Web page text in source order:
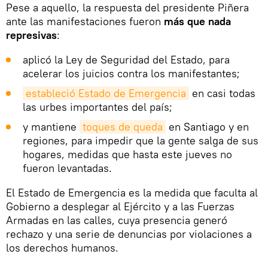
Pese a aquello, la respuesta del presidente Piñera
ante las manifestaciones fueron más que nada
represivas:
aplicó la Ley de Seguridad del Estado, para
acelerar los juicios contra los manifestantes;
estableció Estado de Emergencia en casi todas
las urbes importantes del país;
y mantiene toques de queda en Santiago y en
regiones, para impedir que la gente salga de sus
hogares, medidas que hasta este jueves no
fueron levantadas.
El Estado de Emergencia es la medida que faculta al
Gobierno a desplegar al Ejército y a las Fuerzas
Armadas en las calles, cuya presencia generó
rechazo y una serie de denuncias por violaciones a
los derechos humanos.